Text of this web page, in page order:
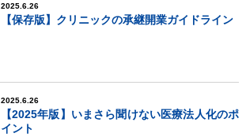
2025.6.26
【保存版】クリニックの承継開業ガイドライン
2025.6.26
【2025年版】いまさら聞けない医療法人化のポ
イント